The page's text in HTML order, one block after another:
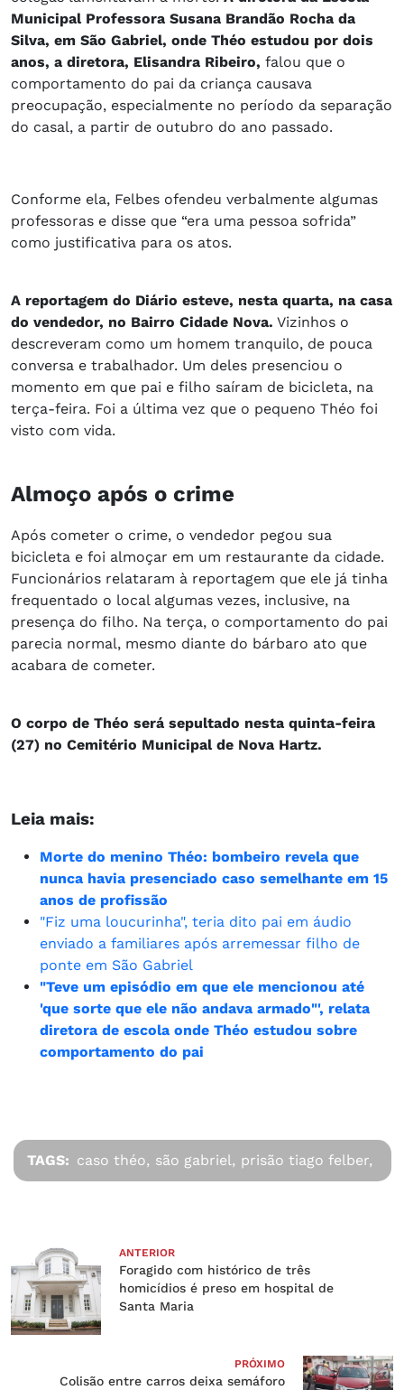
Municipal Professora Susana Brandão Rocha da
Silva, em São Gabriel, onde Théo estudou por dois
anos, a diretora, Elisandra Ribeiro, falou que o
comportamento do pai da criança causava
preocupação, especialmente no período da separação
do casal, a partir de outubro do ano passado.
Conforme ela, Felbes ofendeu verbalmente algumas
professoras e disse que “era uma pessoa sofrida”
como justificativa para os atos.
A reportagem do Diário esteve, nesta quarta, na casa
do vendedor, no Bairro Cidade Nova. Vizinhos o
descreveram como um homem tranquilo, de pouca
conversa e trabalhador. Um deles presenciou o
momento em que pai e filho saíram de bicicleta, na
terça-feira. Foi a última vez que o pequeno Théo foi
visto com vida.
Almoço após o crime
Após cometer o crime, o vendedor pegou sua
bicicleta e foi almoçar em um restaurante da cidade.
Funcionários relataram à reportagem que ele já tinha
frequentado o local algumas vezes, inclusive, na
presença do filho. Na terça, o comportamento do pai
parecia normal, mesmo diante do bárbaro ato que
acabara de cometer.
O corpo de Théo será sepultado nesta quinta-feira
(27) no Cemitério Municipal de Nova Hartz.
Leia mais:
Morte do menino Théo: bombeiro revela que
nunca havia presenciado caso semelhante em 15
anos de profissão
"Fiz uma loucurinha", teria dito pai em áudio
enviado a familiares após arremessar filho de
ponte em São Gabriel
"Teve um episódio em que ele mencionou até
'que sorte que ele não andava armado"', relata
diretora de escola onde Théo estudou sobre
comportamento do pai
TAGS: caso théo, são gabriel, prisão tiago felber,
ANTERIOR
Foragido com histórico de três
homicídios é preso em hospital de
Santa Maria
PRÓXIMO
Colisão entre carros deixa semáforo